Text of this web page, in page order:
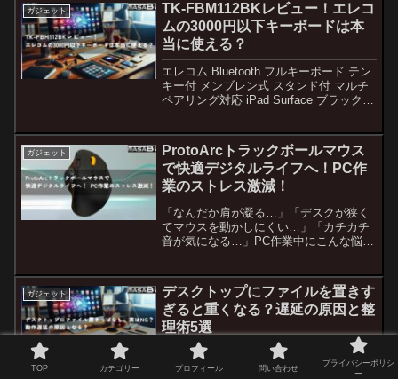
ガジェット
TK-FBM112BKレビュー！エレコ
ムの3000円以下キーボードは本
当に使える？
エレコム Bluetooth フルキーボード テン
キー付 メンブレン式 スタンド付 マルチ
ペアリング対応 iPad Surface ブラック
ワークが増えて、快...
ガジェット
ProtoArcトラックボールマウス
で快適デジタルライフへ！PC作
業のストレス激減！
「なんだか肩が凝る…」「デスクが狭く
てマウスを動かしにくい…」「カチカチ
音が気になる…」PC作業中にこんな悩み
あるなら、この記事がきっと役立ちま
す。今回は、私が実際に使...
ガジェット
デスクトップにファイルを置きす
ぎると重くなる？遅延の原因と整
理術5選
スクトップにファイルを置きっぱなしに
すると、パソコンの動作が遅くなること
TOP カテゴリー プロフィール 問い合わせ
プライバシーポリシ
ー